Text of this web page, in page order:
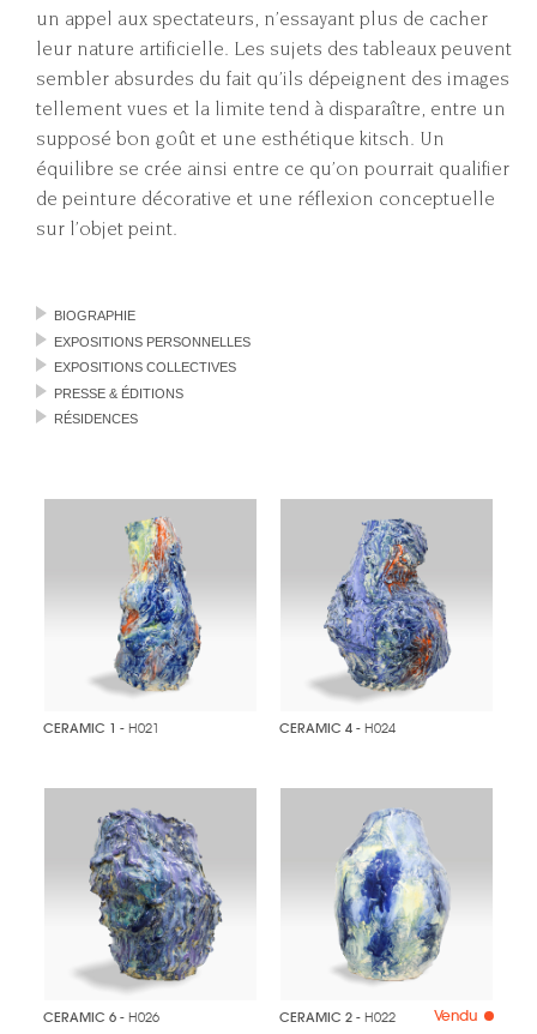
un appel aux spectateurs, n’essayant plus de cacher
leur nature artificielle. Les sujets des tableaux peuvent
sembler absurdes du fait qu’ils dépeignent des images
tellement vues et la limite tend à disparaître, entre un
supposé bon goût et une esthétique kitsch. Un
équilibre se crée ainsi entre ce qu’on pourrait qualifier
de peinture décorative et une réflexion conceptuelle
sur l’objet peint.
BIOGRAPHIE
EXPOSITIONS PERSONNELLES
EXPOSITIONS COLLECTIVES
PRESSE & ÉDITIONS
RÉSIDENCES
CERAMIC 1 - H021 CERAMIC 4 - H024
CERAMIC 6 - H026 CERAMIC 2 - H022 Vendu